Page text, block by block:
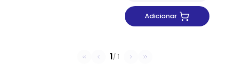
Adicionar
1/1